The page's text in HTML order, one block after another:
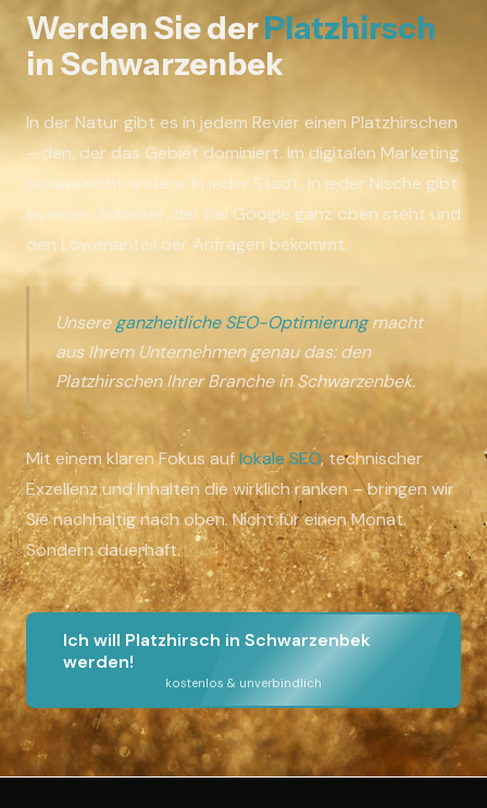
Werden Sie derPlatzhirsch
in Schwarzenbek
In der Natur gibt es in jedem Revier einen Platzhirschen
– den, der das Gebiet dominiert. Im digitalen Marketing
ist das nicht anders: In jeder Stadt, in jeder Nische gibt
es einen Anbieter, der bei Google ganz oben steht und
den Löwenanteil der Anfragen bekommt.
Unsereganzheitliche SEO-Optimierungmacht
aus Ihrem Unternehmen genau das: den
Platzhirschen Ihrer Branche in Schwarzenbek.
Mit einem klaren Fokus auflokale SEO, technischer
Exzellenz und Inhalten die wirklich ranken – bringen wir
Sie nachhaltig nach oben. Nicht für einen Monat.
Sondern dauerhaft.
Ich will Platzhirsch in Schwarzenbek
werden!
kostenlos & unverbindlich